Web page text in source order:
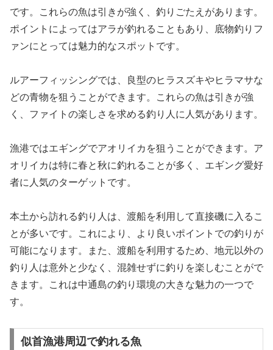
です。これらの魚は引きが強く、釣りごたえがあります。
ポイントによってはアラが釣れることもあり、底物釣りフ
ァンにとっては魅力的なスポットです。
ルアーフィッシングでは、良型のヒラスズキやヒラマサな
どの青物を狙うことができます。これらの魚は引きが強
く、ファイトの楽しさを求める釣り人に人気があります。
漁港ではエギングでアオリイカを狙うことができます。ア
オリイカは特に春と秋に釣れることが多く、エギング愛好
者に人気のターゲットです。
本土から訪れる釣り人は、渡船を利用して直接磯に入るこ
とが多いです。これにより、より良いポイントでの釣りが
可能になります。また、渡船を利用するため、地元以外の
釣り人は意外と少なく、混雑せずに釣りを楽しむことがで
きます。これは中通島の釣り環境の大きな魅力の一つで
す。
似首漁港周辺で釣れる魚